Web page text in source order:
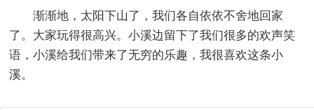
渐渐地，太阳下山了，我们各自依依不舍地回家
了。大家玩得很高兴。小溪边留下了我们很多的欢声笑
语，小溪给我们带来了无穷的乐趣，我很喜欢这条小
溪。